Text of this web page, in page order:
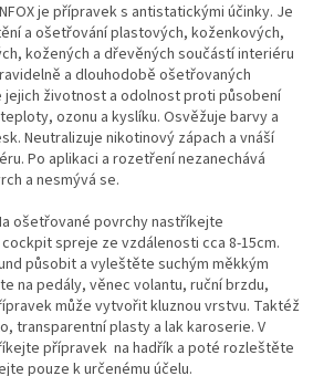
je přípravek s antistatickými účinky. Je
a ošetřování plastových, koženkových,
kožených a dřevěných součástí interiéru
a dlouhodobě ošetřovaných
životnost a odolnost proti působení
ozonu a kyslíku. Osvěžuje barvy a
Neutralizuje nikotinový zápach a vnáší
Po aplikaci a rozetření nezanechává
a nesmývá se.
ošetřované povrchy nastříkejte
spreje ze vzdálenosti cca 8-15cm.
působit a vyleštěte suchým měkkým
na pedály, věnec volantu, ruční brzdu,
může vytvořit kluznou vrstvu. Taktéž
transparentní plasty a lak karoserie. V
přípravek na hadřík a poté rozleštěte
pouze k určenému účelu.